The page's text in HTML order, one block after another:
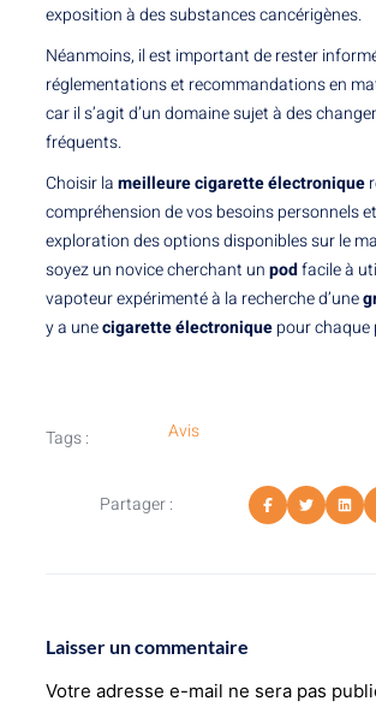
exposition à des substances cancérigènes.
Néanmoins, il est important de rester
réglementations et recommandations en
car il s’agit d’un domaine sujet à des
fréquents.
Choisir lameilleure cigarette électronique
compréhension de vos besoins personnels
exploration des options disponibles sur le
soyez un novice cherchant unpodfacile à
vapoteur expérimenté à la recherche d’une
y a unecigarette électroniquepour chaque
Tags : Avis
Partager :
Laisser un commentaire
Votre adresse e-mail ne sera pas